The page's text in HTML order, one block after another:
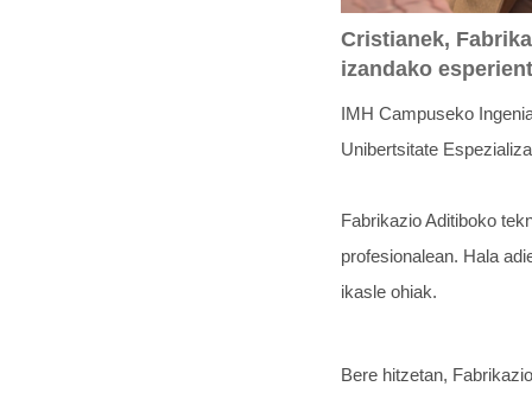
Cristianek,
izandako
IMH Campuseko
Unibertsitate
Fabrikazio Aditiboko
profesionalean. Hala
ikasle ohiak.
Bere hitzetan,